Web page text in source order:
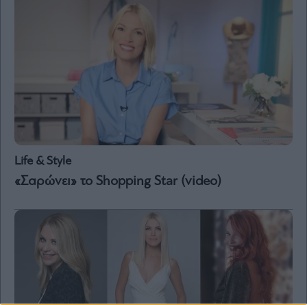
Life & Style
«Σαρώνει» το Shopping Star (video)